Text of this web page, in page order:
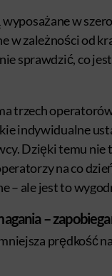
w
w zależności od
sprawdzić, co
trzech
indywidualne
Dzięki temu nie
na co
– ale jest to
–
prędkość